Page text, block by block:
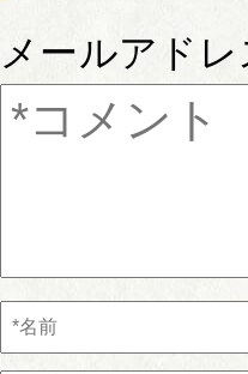
メールアド